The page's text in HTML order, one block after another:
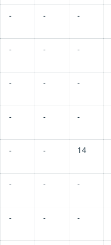
- - -
- - -
- - -
- - -
- - 14
- - -
- - -